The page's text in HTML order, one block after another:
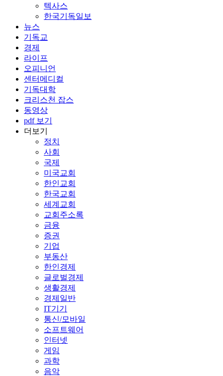
텍사스
한국기독일보
뉴스
기독교
경제
라이프
오피니언
센터메디컬
기독대학
크리스천 잡스
동영상
pdf 보기
더보기
정치
사회
국제
미국교회
한인교회
한국교회
세계교회
교회주소록
금융
증권
기업
부동산
한인경제
글로벌경제
생활경제
경제일반
IT기기
통신/모바일
소프트웨어
인터넷
게임
과학
음악